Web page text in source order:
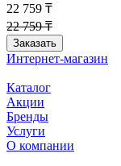
22 759 ₸
22 759 ₸
Заказать
Интернет-магазин
Каталог
Акции
Бренды
Услуги
О компании